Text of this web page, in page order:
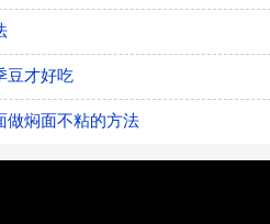
豆才好吃
做焖面不粘的方法